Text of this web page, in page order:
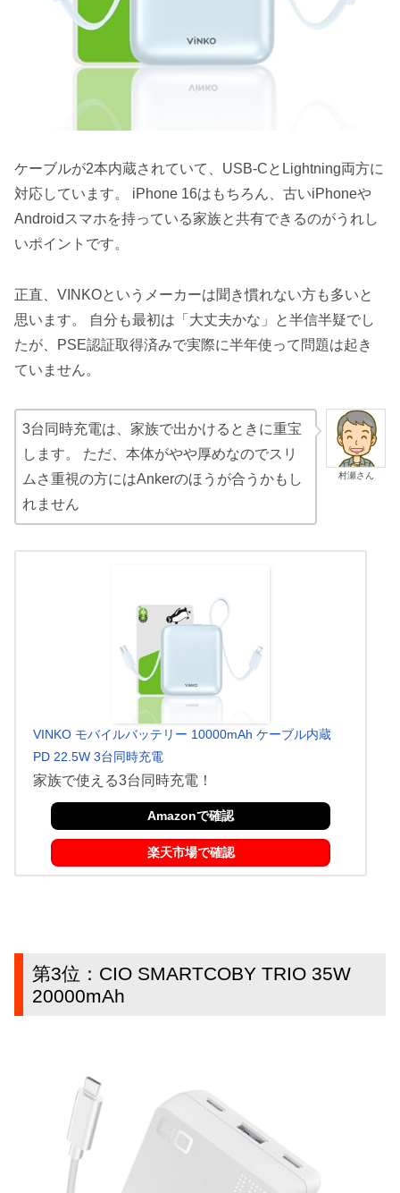
ケーブルが2本内蔵されていて、USB-CとLightning両方に
対応しています。 iPhone 16はもちろん、古いiPhoneや
Androidスマホを持っている家族と共有できるのがうれし
いポイントです。
正直、VINKOというメーカーは聞き慣れない方も多いと
思います。 自分も最初は「大丈夫かな」と半信半疑でし
たが、PSE認証取得済みで実際に半年使って問題は起き
ていません。
村瀬さん
3台同時充電は、家族で出かけるときに重宝
します。 ただ、本体がやや厚めなのでスリ
ムさ重視の方にはAnkerのほうが合うかもし
れません
VINKO モバイルバッテリー 10000mAh ケーブル内蔵
PD 22.5W 3台同時充電
家族で使える3台同時充電！
Amazonで確認
楽天市場で確認
第3位：CIO SMARTCOBY TRIO 35W
20000mAh